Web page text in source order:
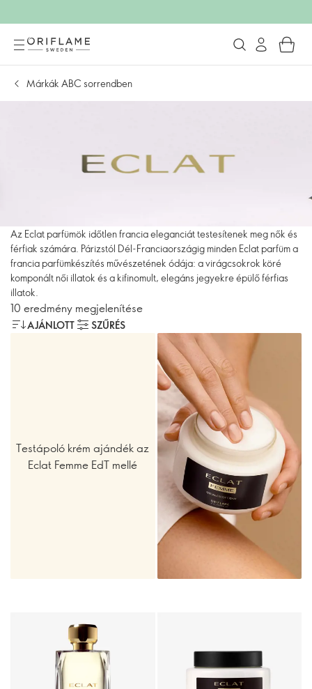
Márkák ABC sorrendben
Az Eclat parfümök időtlen francia eleganciát testesítenek meg nők és
férfiak számára. Párizstól Dél-Franciaországig minden Eclat parfüm a
francia parfümkészítés művészetének ódája: a virágcsokrok köré
komponált női illatok és a kifinomult, elegáns jegyekre épülő férfias
illatok.
10 eredmény megjelenítése
AJÁNLOTT SZŰRÉS
Testápoló krém ajándék az
Eclat Femme EdT mellé